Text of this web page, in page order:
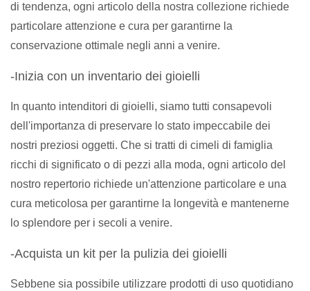
di tendenza, ogni articolo della nostra collezione richiede
particolare attenzione e cura per garantirne la
conservazione ottimale negli anni a venire.
-Inizia con un inventario dei gioielli
In quanto intenditori di gioielli, siamo tutti consapevoli
dell'importanza di preservare lo stato impeccabile dei
nostri preziosi oggetti. Che si tratti di cimeli di famiglia
ricchi di significato o di pezzi alla moda, ogni articolo del
nostro repertorio richiede un'attenzione particolare e una
cura meticolosa per garantirne la longevità e mantenerne
lo splendore per i secoli a venire.
-Acquista un kit per la pulizia dei gioielli
Sebbene sia possibile utilizzare prodotti di uso quotidiano